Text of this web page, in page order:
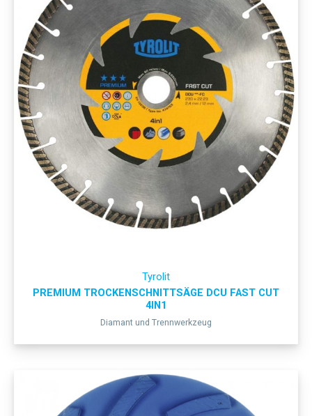
Tyrolit
PREMIUM TROCKENSCHNITTSÄGE DCU FAST CUT
4IN1
Diamant und Trennwerkzeug